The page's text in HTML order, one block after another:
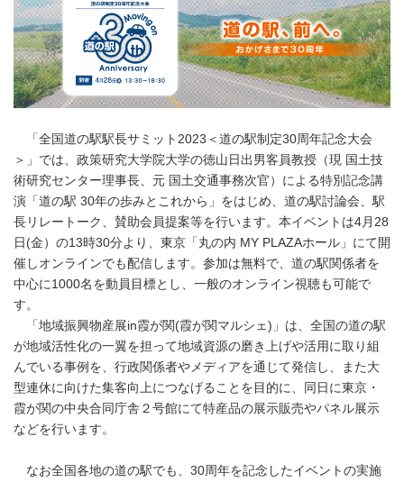
「全国道の駅駅長サミット2023＜道の駅制定30周年記念大会
＞」では、政策研究大学院大学の徳山日出男客員教授（現 国土技
術研究センター理事長、元 国土交通事務次官）による特別記念講
演「道の駅 30年の歩みとこれから」をはじめ、道の駅討論会、駅
長リレートーク、賛助会員提案等を行います。本イベントは4月28
日(金）の13時30分より、東京「丸の内 MY PLAZAホール」にて開
催しオンラインでも配信します。参加は無料で、道の駅関係者を
中心に1000名を動員目標とし、一般のオンライン視聴も可能で
す。
「地域振興物産展in霞が関(霞が関マルシェ)」は、全国の道の駅
が地域活性化の一翼を担って地域資源の磨き上げや活用に取り組
んでいる事例を、行政関係者やメディアを通じて発信し、また大
型連休に向けた集客向上につなげることを目的に、同日に東京・
霞が関の中央合同庁舎２号館にて特産品の展示販売やパネル展示
などを行います。
なお全国各地の道の駅でも、30周年を記念したイベントの実施